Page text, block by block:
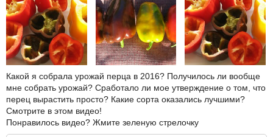
Какой я собрала урожай перца в 2016? Получилось ли вообще
мне собрать урожай? Сработало ли мое утверждение о том, что
перец вырастить просто? Какие сорта оказались лучшими?
Смотрите в этом видео!
Понравилось видео? Жмите зеленую стрелочку